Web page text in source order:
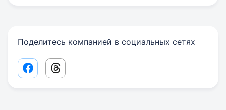
Поделитесь компанией в социальных сетях
Facebook share link
Threads share link